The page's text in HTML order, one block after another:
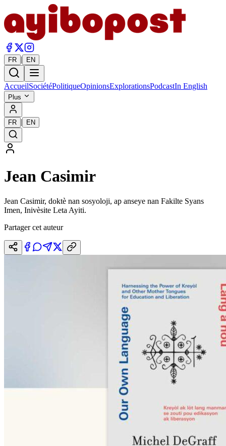
FR | EN
AccueilSociétéPolitiqueOpinionsExplorationsPodcastIn English
Plus
FR | EN
Jean Casimir
Jean Casimir, doktè nan sosyoloji, ap anseye nan Fakilte Syans
Imen, Inivèsite Leta Ayiti.
Partager cet auteur